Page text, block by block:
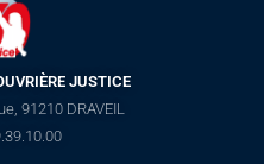
JUSTICE
91210 DRAVEIL